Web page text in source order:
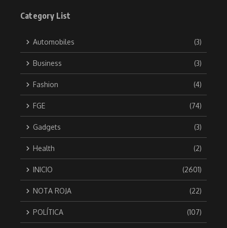
Category List
Automobiles (3)
Business (3)
Fashion (4)
FGE (74)
Gadgets (3)
Health (2)
INICIO (2601)
NOTA ROJA (22)
POLÍTICA (107)